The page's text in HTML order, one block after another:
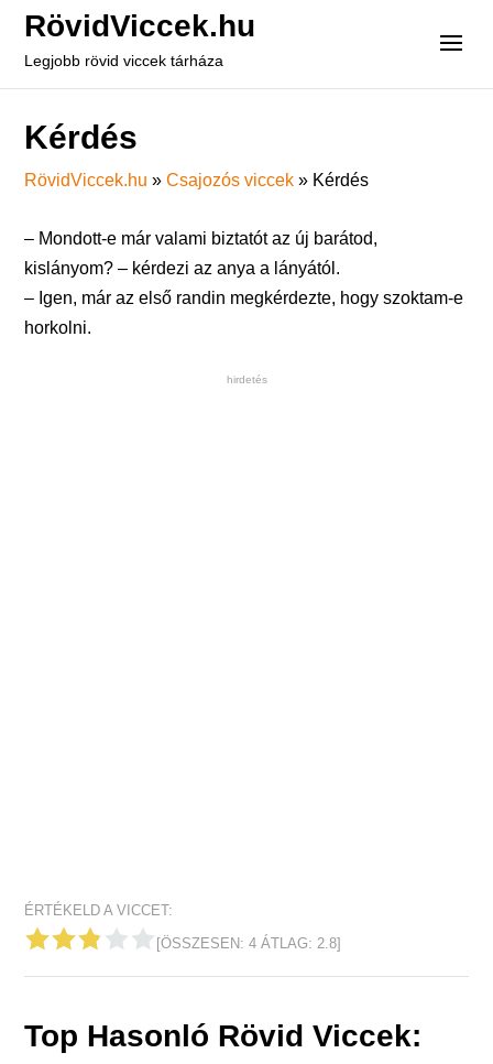
RövidViccek.hu
Legjobb rövid viccek tárháza
Kérdés
RövidViccek.hu »Csajozós viccek » Kérdés
– Mondott-e már valami biztatót az új barátod,
kislányom? – kérdezi az anya a lányától.
– Igen, már az első randin megkérdezte, hogy szoktam-e
horkolni.
hirdetés
ÉRTÉKELD A VICCET:
[ÖSSZESEN:4 ÁTLAG:2.8]
Top Hasonló Rövid Viccek: